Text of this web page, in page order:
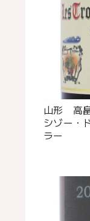
山形 高
シゾー・
ラー